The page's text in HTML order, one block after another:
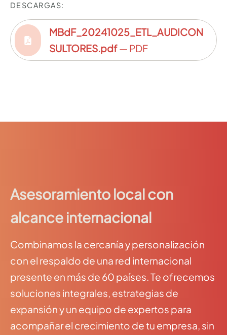
DESCARGAS:
MBdF_20241025_ETL_AUDICON
SULTORES.pdf— PDF
Asesoramiento local con
alcance internacional
Combinamos la cercanía y personalización
con el respaldo de una red internacional
presente en más de 60 países. Te ofrecemos
soluciones integrales, estrategias de
expansión y un equipo de expertos para
acompañar el crecimiento de tu empresa, sin